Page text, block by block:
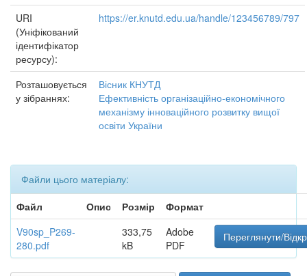
URI
(Уніфікований
ідентифікатор
ресурсу):
https://er.knutd.edu.ua/handle/123456789/797
Розташовується
у зібраннях:
Вісник КНУТД
Ефективність організаційно-економічного
механізму інноваційного розвитку вищої
освіти України
Файли цього матеріалу:
Файл
Опис Розмір
Формат
V90sp_P269-
280.pdf
333,75
kB
Adobe
PDF
Переглянути/